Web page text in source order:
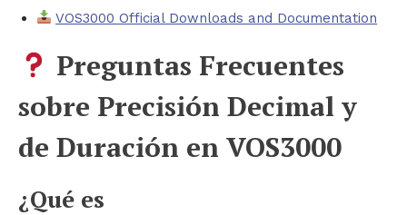
VOS3000 Official Downloads and Documentation
Preguntas Frecuentes
sobre Precisión Decimal y
de Duración en VOS3000
¿Qué es